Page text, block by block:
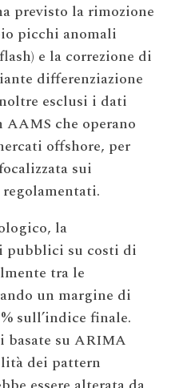
previsto la rimozione
picchi anomali
e la correzione di
differenziazione
esclusi i dati
che operano
offshore, per
sui
la
su costi di
tra le
un margine di
sull’indice finale.
su ARIMA
dei pattern